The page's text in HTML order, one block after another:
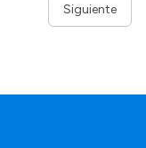
Siguiente